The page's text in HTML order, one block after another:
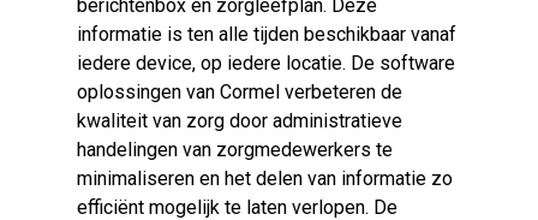
berichtenbox en zorgleefplan. Deze
informatie is ten alle tijden beschikbaar vanaf
iedere device, op iedere locatie. De software
oplossingen van Cormel verbeteren de
kwaliteit van zorg door administratieve
handelingen van zorgmedewerkers te
minimaliseren en het delen van informatie zo
efficiënt mogelijk te laten verlopen. De